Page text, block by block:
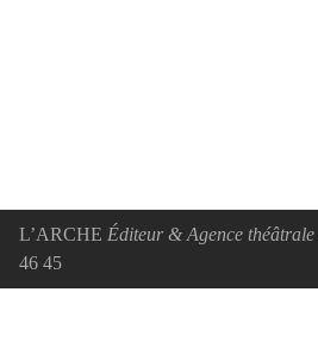
L’ARCHE Éditeur & Agence théâtrale
46 45